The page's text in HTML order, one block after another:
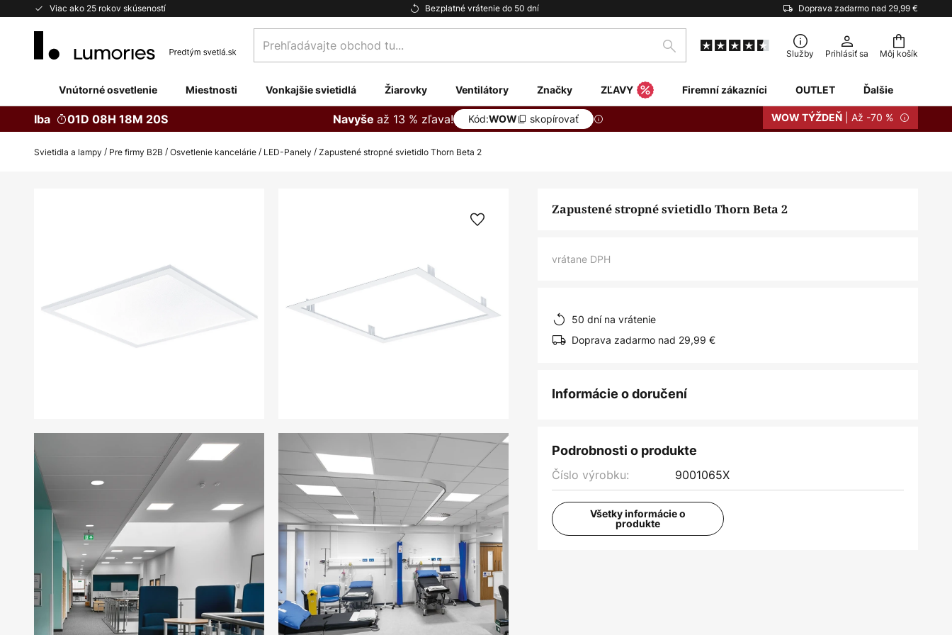
Viac ako 25 rokov skúseností Bezplatné vrátenie do 50 dní Doprava zadarmo nad 29,99 €
Skip
Môj košík
Prehľadávajte
obchod
Hľadať Služby Prihlásiť sa
Vnútorné osvetlenie Miestnosti Vonkajšie svietidlá Žiarovky Ventilátory Značky ZĽAVY Firemní zákazníci OUTLET Ďalšie
Iba 01D 08H 18M 19S Navyše až 13 % zľava! Kód:WOW skopírovať WOW TÝŽDEŇ | Až -70 %
Svietidla a lampy Pre firmy B2B Osvetlenie kancelárie LED-Panely Zapustené stropné svietidlo Thorn Beta 2
Zapustené stropné svietidlo Thorn Beta 2
vrátane DPH
50 dní na vrátenie
Doprava zadarmo nad 29,99 €
Informácie o doručení
Podrobnosti o produkte
Číslo výrobku: 9001065X
Všetky informácie o
produkte